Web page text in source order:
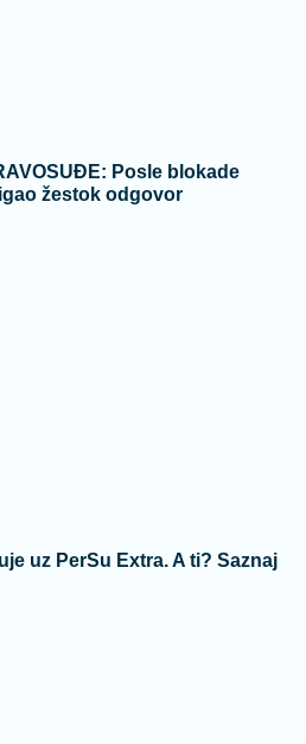
Posle blokade
žestok odgovor
uz PerSu Extra. A ti? Saznaj